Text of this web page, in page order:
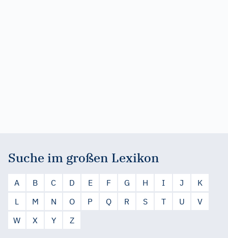
Suche im großen Lexikon
A B C D E F G H I J
K
L
M N O P Q R S T U
V
W
X Y Z